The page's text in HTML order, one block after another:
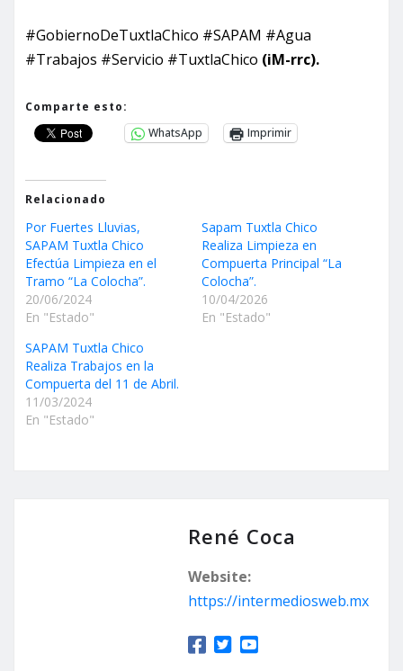
#GobiernoDeTuxtlaChico #SAPAM #Agua
#Trabajos #Servicio #TuxtlaChico (iM-rrc).
Comparte esto:
WhatsApp
Imprimir
Relacionado
Por Fuertes Lluvias,
SAPAM Tuxtla Chico
Efectúa Limpieza en el
Tramo “La Colocha”.
20/06/2024
En "Estado"
Sapam Tuxtla Chico
Realiza Limpieza en
Compuerta Principal “La
Colocha”.
10/04/2026
En "Estado"
SAPAM Tuxtla Chico
Realiza Trabajos en la
Compuerta del 11 de Abril.
11/03/2024
En "Estado"
René Coca
Website:
https://intermediosweb.mx